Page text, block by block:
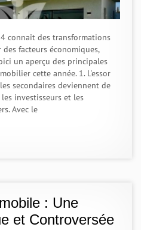
connaît des transformations
facteurs économiques,
un aperçu des principales
cette année. 1. L'essor
secondaires deviennent de
investisseurs et les
Avec le
: Une
et Controversée